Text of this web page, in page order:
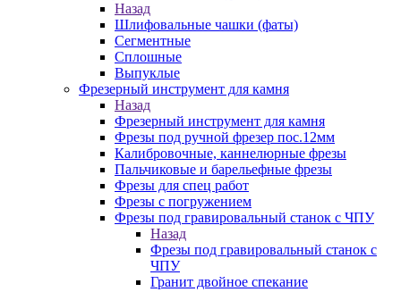
Назад
Шлифовальные чашки (фаты)
Сегментные
Сплошные
Выпуклые
Фрезерный инструмент для камня
Назад
Фрезерный инструмент для камня
Фрезы под ручной фрезер пос.12мм
Калибровочные, каннелюрные фрезы
Пальчиковые и барельефные фрезы
Фрезы для спец работ
Фрезы с погружением
Фрезы под гравировальный станок с ЧПУ
Назад
Фрезы под гравировальный станок с
ЧПУ
Гранит двойное спекание